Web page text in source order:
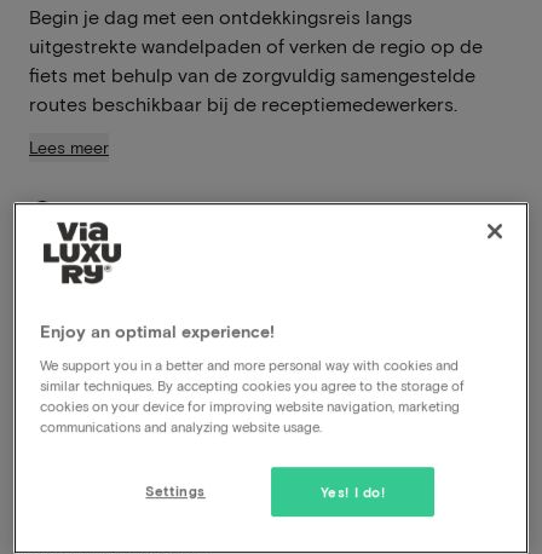
Begin je dag met een ontdekkingsreis langs
uitgestrekte wandelpaden of verken de regio op de
fiets met behulp van de zorgvuldig samengestelde
routes beschikbaar bij de receptiemedewerkers.
Lees meer
Late check-out
Inclusief ontbijt
Inclusief diner
Zwembad aanwezig
Gebruik van de wellness
Prachtige wandel- en fietsomgeving
In dit arrangement voor 2 personen is het
Enjoy an optimal experience!
We support you in a better and more personal way with cookies and
similar techniques. By accepting cookies you agree to the storage of
cookies on your device for improving website navigation, marketing
communications and analyzing website usage.
Yes! I do!
Settings